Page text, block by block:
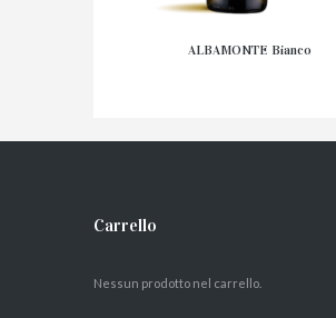
ALBAMONTE Bianco
Carrello
Nessun prodotto nel carrello.